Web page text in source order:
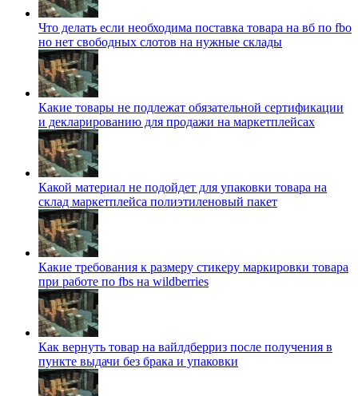
Что делать если необходима поставка товара на вб по fbo
но нет свободных слотов на нужные склады
Какие товары не подлежат обязательной сертификации
и декларированию для продажи на маркетплейсах
Какой материал не подойдет для упаковки товара на
склад маркетплейса полиэтиленовый пакет
Какие требования к размеру стикеру маркировки товара
при работе по fbs на wildberries
Как вернуть товар на вайлдберриз после получения в
пункте выдачи без брака и упаковки